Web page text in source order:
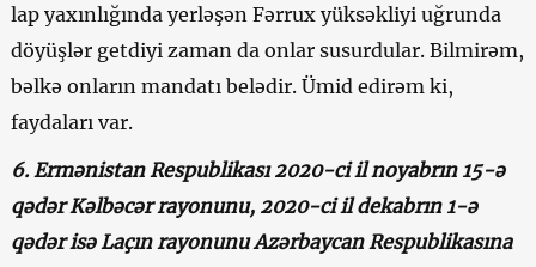
lap yaxınlığında yerləşən Fərrux yüksəkliyi uğrunda
döyüşlər getdiyi zaman da onlar susurdular. Bilmirəm,
bəlkə onların mandatı belədir. Ümid edirəm ki,
faydaları var.
6. Ermənistan Respublikası 2020-ci il noyabrın 15-ə
qədər Kəlbəcər rayonunu, 2020-ci il dekabrın 1-ə
qədər isə Laçın rayonunu Azərbaycan Respublikasına